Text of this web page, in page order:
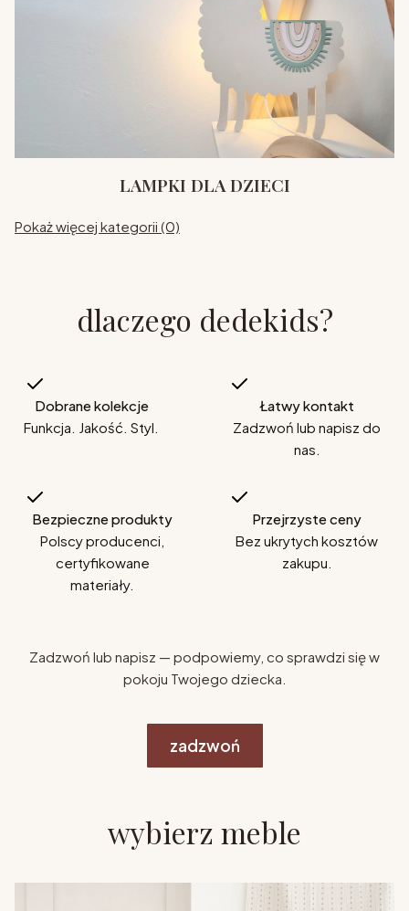
LAMPKI DLA DZIECI
Pokaż więcej kategorii (0)
dlaczego dedekids?
Dobrane kolekcje
Funkcja. Jakość. Styl.
Łatwy kontakt
Zadzwoń lub napisz do
nas.
Bezpieczne produkty
Polscy producenci,
certyfikowane
materiały.
Przejrzyste ceny
Bez ukrytych kosztów
zakupu.
Zadzwoń lub napisz — podpowiemy, co sprawdzi się w
pokoju Twojego dziecka.
zadzwoń
wybierz meble